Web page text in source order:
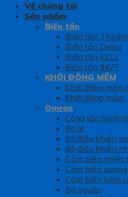
Về chúng tôi
Sản phẩm
Biến tần
Biến tần
Biến tần Delixi
Biến tần KCLY
Biến tần INVT
KHỞI ĐỘNG MỀM
Khởi động mềm
Khởi động
Omron
Công tắc hành
Rơ le
Bộ điều khiển
Bộ điều khiển
Cảm biến nhiệt
Cảm biến quang
Cảm biến tiệm
Bộ nguồn